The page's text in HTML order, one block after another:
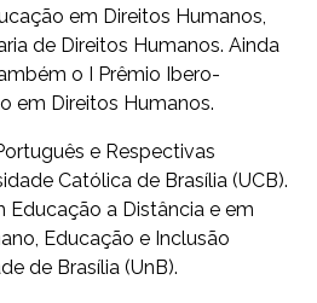
em Direitos Humanos,
de Direitos Humanos. Ainda
o I Prêmio Ibero-
em Direitos Humanos.
e Respectivas
Católica de Brasília (UCB).
Educação a Distância e em
Educação e Inclusão
de Brasília (UnB).